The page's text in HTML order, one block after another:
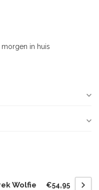
in huis
Wolfie €54,95